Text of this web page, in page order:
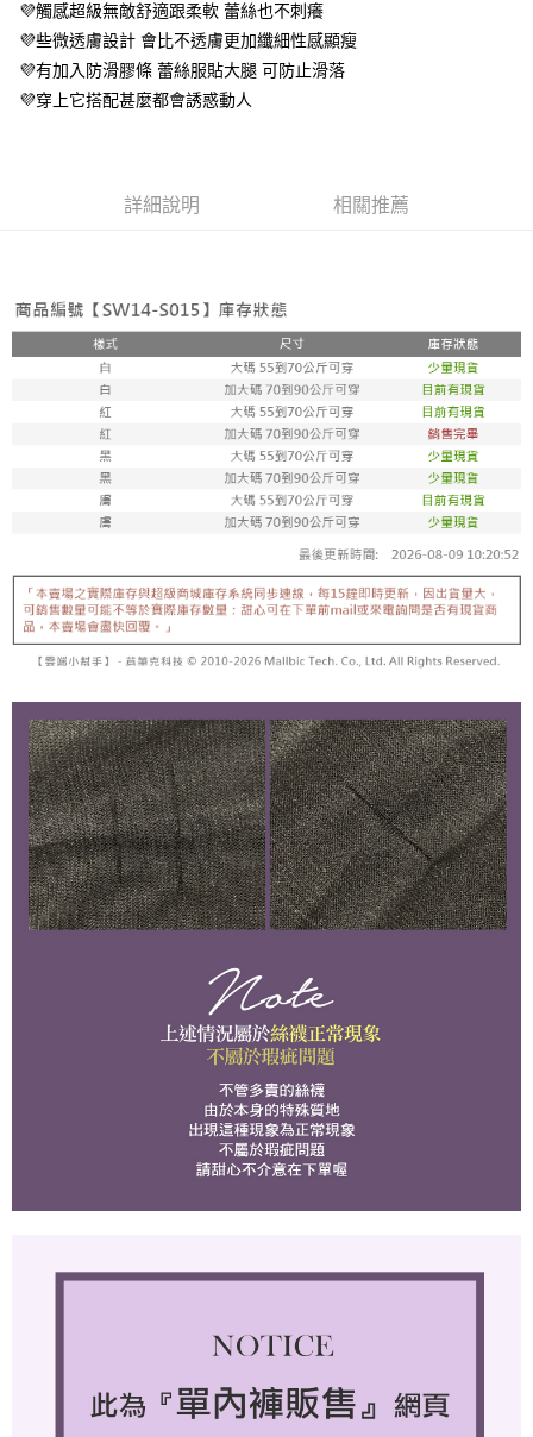
購買商品的店家。未經商家同意取消之訂單仍視為有效，需透過AFTEE先享
後付繳納相關費用。
是否繳費成功／繳費後需取消欲退款等相關疑問，請聯繫「AFTEE先享後付
客戶支援中心」https://netprotections.freshdesk.com/support/home
權轉讓予恩沛科技股份有限公司。
任。
４．使用「AFTEE先享後付」時，將依據個別帳號之用戶狀況，依本公司即
時審查核予不同之上限額度；若仍有額度不足之情形，本公司將視審查結果
請求用戶進行身份認證。
５．嚴禁一人註冊多個帳號或使用他人資訊註冊。若發現惡意使用之情形，
恩沛科技股份有限公司將有權停止該用戶之使用額度並採取法律行動。
每筆NT$80，滿NT$799(含以上)免運費
每筆NT$80，滿NT$799(含以上)免運費
付款後7-11取貨
每筆NT$80，滿NT$799(含以上)免運費
💜觸感超級無敵舒適跟柔軟 蕾絲也不刺癢
💜些微透膚設計 會比不透膚更加纖細性感顯瘦
💜有加入防滑膠條 蕾絲服貼大腿 可防止滑落
💜穿上它搭配甚麼都會誘惑動人
詳細說明 相關推薦